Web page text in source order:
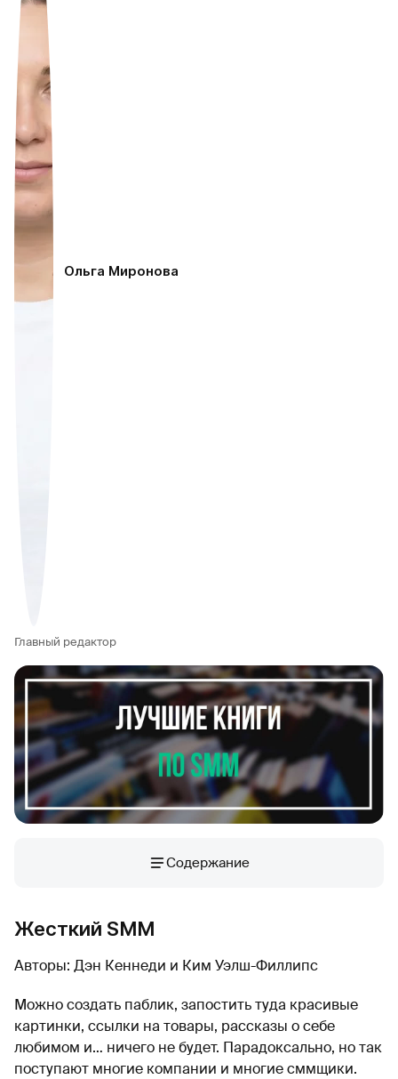
Ольга Миронова
Главный редактор
Содержание
Жесткий SMM
Авторы: Дэн Кеннеди и Ким Уэлш-Филлипс
Можно создать паблик, запостить туда красивые
картинки, ссылки на товары, рассказы о себе
любимом и… ничего не будет. Парадоксально, но так
поступают многие компании и многие сммщики.